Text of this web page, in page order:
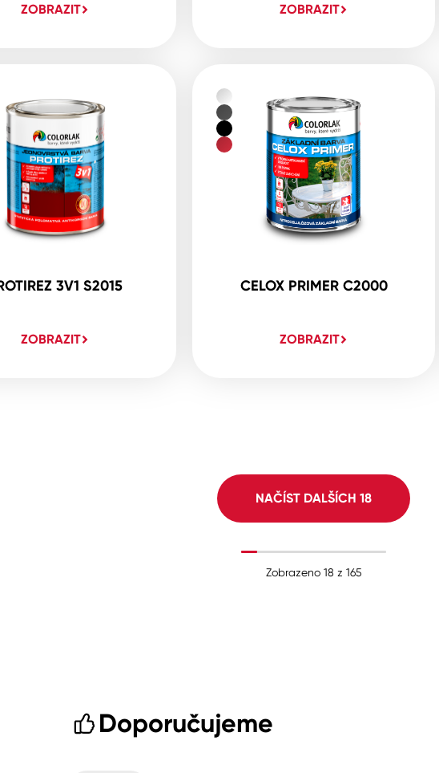
ZOBRAZIT ZOBRAZIT
3V1 S2015
ZOBRAZIT
CELOX PRIMER C2000
ZOBRAZIT
NAČÍST DALŠÍCH 18
Zobrazeno 18 z 165
Doporučujeme